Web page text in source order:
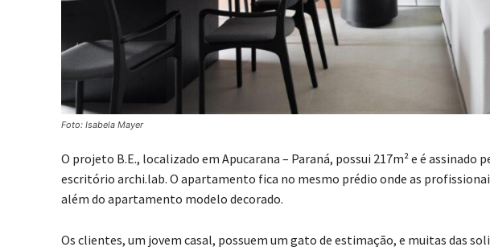
Foto: Isabela Mayer
O projeto B.E., localizado em Apucarana – Paraná, possui 217m² e é assinado
escritório archi.lab. O apartamento fica no mesmo prédio onde as
além do apartamento modelo decorado.
Os clientes, um jovem casal, possuem um gato de estimação, e muitas das